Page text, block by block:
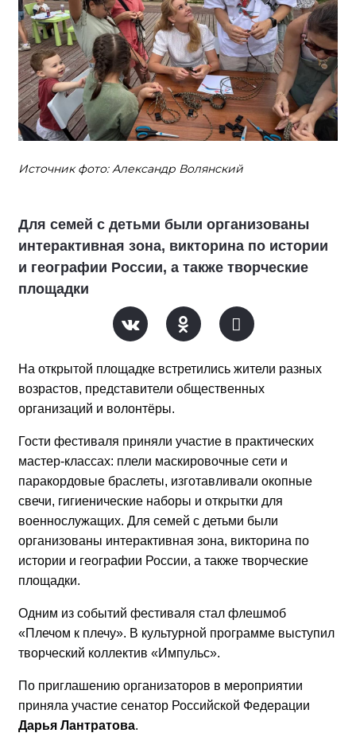
Источник фото: Александр Волянский
Для семей с детьми были организованы
интерактивная зона, викторина по истории
и географии России, а также творческие
площадки
На открытой площадке встретились жители разных
возрастов, представители общественных
организаций и волонтёры.
Гости фестиваля приняли участие в практических
мастер-классах: плели маскировочные сети и
паракордовые браслеты, изготавливали окопные
свечи, гигиенические наборы и открытки для
военнослужащих. Для семей с детьми были
организованы интерактивная зона, викторина по
истории и географии России, а также творческие
площадки.
Одним из событий фестиваля стал флешмоб
«Плечом к плечу». В культурной программе выступил
творческий коллектив «Импульс».
По приглашению организаторов в мероприятии
приняла участие сенатор Российской Федерации
Дарья Лантратова.